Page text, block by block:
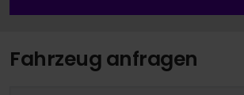
Fahrzeug anfragen